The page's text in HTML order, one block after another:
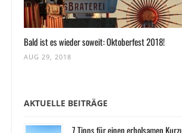
Bald ist es wieder soweit: Oktoberfest 2018!
AUG 29, 2018
AKTUELLE BEITRÄGE
7 Tipps für einen erholsamen